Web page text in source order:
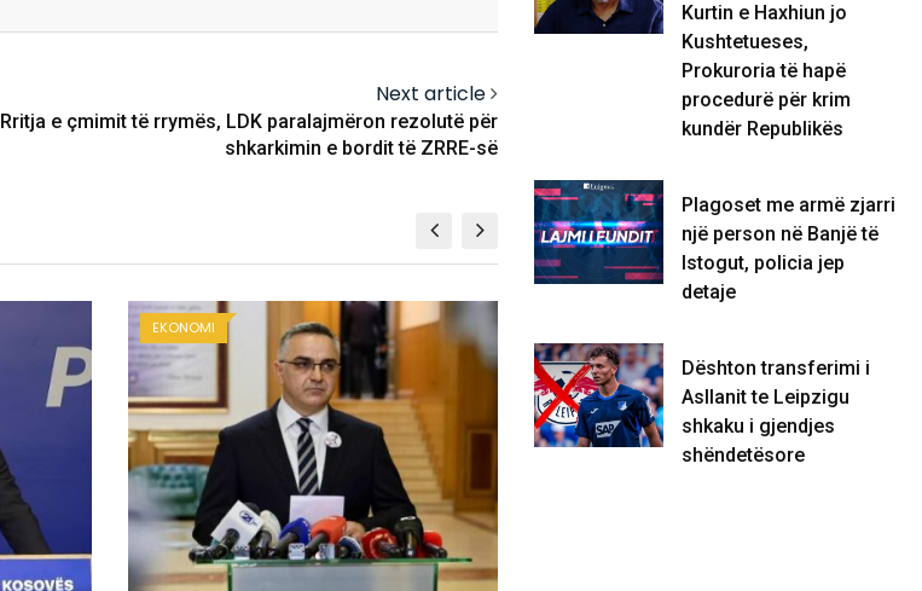
Next article
Rritja e çmimit të rrymës, LDK paralajmëron rezolutë për
shkarkimin e bordit të ZRRE-së
EKONOMI
Kurtin e Haxhiun jo
Kushtetueses,
Prokuroria të hapë
procedurë për krim
kundër Republikës
Plagoset me armë zjarri
një person në Banjë të
Istogut, policia jep
detaje
Dështon transferimi i
Asllanit te Leipzigu
shkaku i gjendjes
shëndetësore